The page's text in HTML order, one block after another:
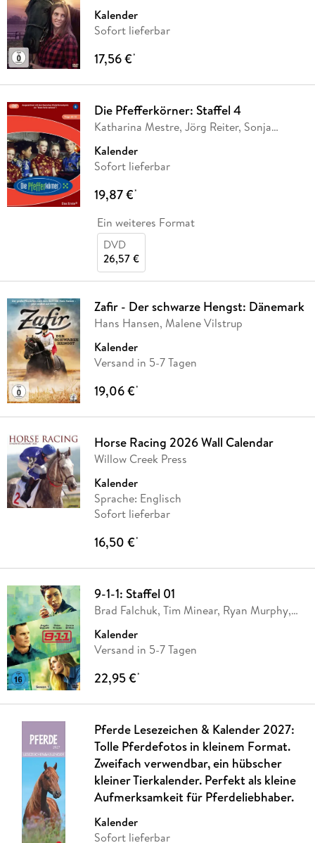
Kalender
Sofort lieferbar
17,56 €*
Die Pfefferkörner: Staffel 4
Katharina Mestre, Jörg Reiter, Sonja
Sairally,
Kalender
Sofort lieferbar
19,87 €*
Ein weiteres Format
DVD
26,57 €
Zafir - Der schwarze Hengst: Dänemark
Hans Hansen, Malene Vilstrup
Kalender
Versand in 5-7 Tagen
19,06 €*
Horse Racing 2026 Wall Calendar
Willow Creek Press
Kalender
Sprache: Englisch
Sofort lieferbar
16,50 €*
9-1-1: Staffel 01
Brad Falchuk, Tim Minear, Ryan Murphy,
Aristotle
Kalender
Versand in 5-7 Tagen
22,95 €*
Pferde Lesezeichen & Kalender 2027:
Tolle Pferdefotos in kleinem Format.
Zweifach verwendbar, ein hübscher
kleiner Tierkalender. Perfekt als kleine
Aufmerksamkeit für Pferdeliebhaber.
Kalender
Sofort lieferbar